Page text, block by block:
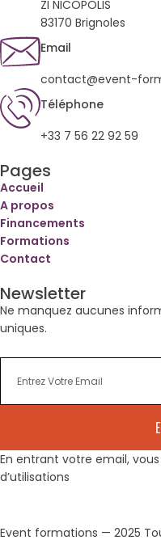
ZI NICOPOLIS
83170 Brignoles
Email
contact@event-
Téléphone
+33 7 56 22 92 59
Pages
Accueil
A propos
Financements
Formations
Contact
Newsletter
Ne manquez aucunes
uniques.
En entrant votre email,
d’utilisations
Event formations — 2025